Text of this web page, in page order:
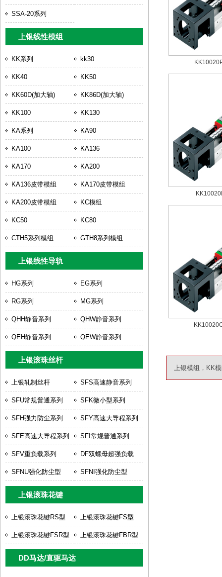
SSA-20系列
上银线性模组
KK系列 kk30
KK40 KK50
KK60D(加大轴) KK86D(加大轴)
KK100 KK130
KA系列 KA90
KA100 KA136
KA170 KA200
KA136皮带模组 KA170皮带模组
KA200皮带模组 KC模组
KC50 KC80
CTH5系列模组 GTH8系列模组
上银线性导轨
HG系列 EG系列
RG系列 MG系列
QHH静音系列 QHW静音系列
QEH静音系列 QEW静音系列
上银滚珠丝杆
上银轧制丝杆 SFS高速静音系列
SFU常规普通系列 SFK微小型系列
SFH强力防尘系列 SFY高速大导程系列
SFE高速大导程系列 SFI常规普通系列
SFV重负载系列 DF双螺母超强负载
SFNU强化防尘型 SFNI强化防尘型
上银滚珠花键
上银滚珠花键RS型 上银滚珠花键FS型
上银滚珠花键FSR型 上银滚珠花键FBR型
DD马达/直驱马达
上银模组，KK